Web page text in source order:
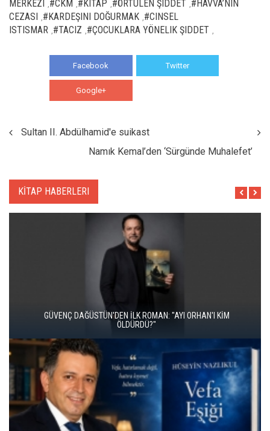
MERKEZI #CKM #KITAP #ÖRTÜLEN ŞIDDET #HAVVA’NIN
CEZASI #KARDEŞINI DOĞURMAK #CINSEL
ISTISMAR #TACIZ #ÇOCUKLARA YÖNELIK ŞIDDET
Facebook Twitter
Google+
Sultan II. Abdülhamid'e suikast
Namık Kemal’den ‘Sürgünde Muhalefet’
KİTAP HABERLERI
İKİ KİTAP VE BİTMEYEN BİR ENERJİ